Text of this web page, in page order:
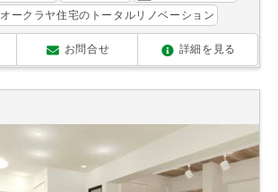
オークラヤ住宅のトータルリノベーション
お問合せ 詳細を見る